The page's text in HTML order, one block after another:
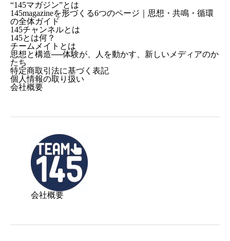
“145マガジン”とは
145magazineを形づくる6つのページ｜思想・共鳴・循環
の全体ガイド
145チャンネルとは
145とは何？
チームメイトとは
思想と構造──体験が、人を動かす、新しいメディアのか
たち
特定商取引法に基づく表記
個人情報の取り扱い
会社概要
会社概要